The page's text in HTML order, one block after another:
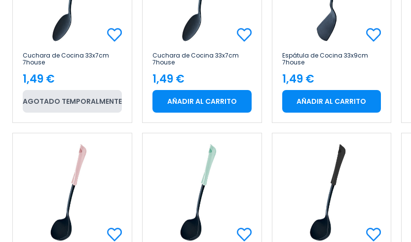
Cuchara de Cocina 33x7cm
7house
Precio
1,49 €
AGOTADO TEMPORALMENTE
Cuchara de Cocina 33x7cm
7house
Precio
1,49 €
AÑADIR AL CARRITO
Espátula de Cocina 33x9cm
7house
Precio
1,49 €
AÑADIR AL CARRITO